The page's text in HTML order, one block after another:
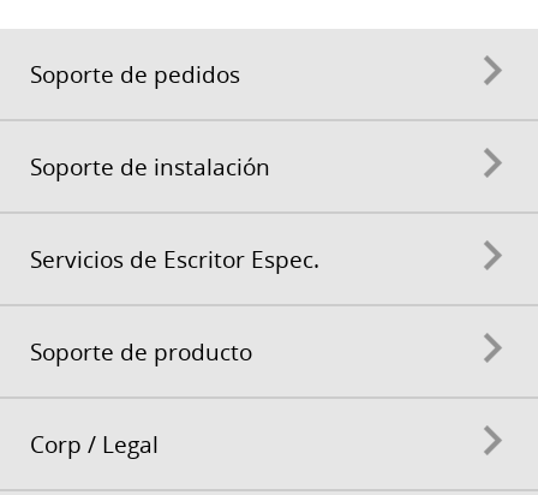
Soporte de pedidos
Soporte de instalación
Servicios de Escritor Espec.
Soporte de producto
Corp / Legal